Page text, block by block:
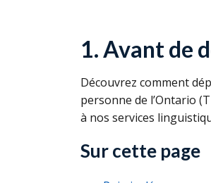
1. Avant de
Découvrez comment
personne de l’Ontario (
à nos services
Sur cette page